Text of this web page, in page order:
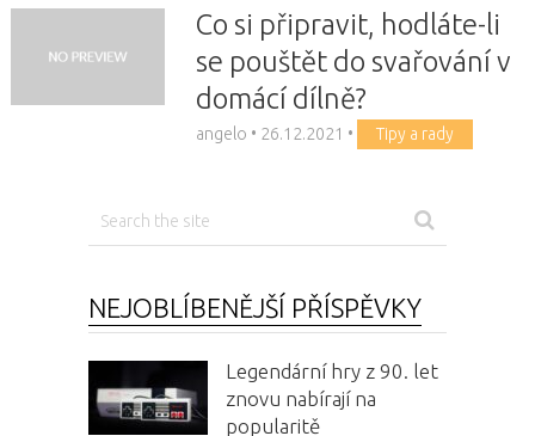
Co si připravit, hodláte-li
se pouštět do svařování v
domácí dílně?
angelo • 26.12.2021 • Tipy a rady
NEJOBLÍBENĚJŠÍ PŘÍSPĚVKY
Legendární hry z 90. let
znovu nabírají na
popularitě